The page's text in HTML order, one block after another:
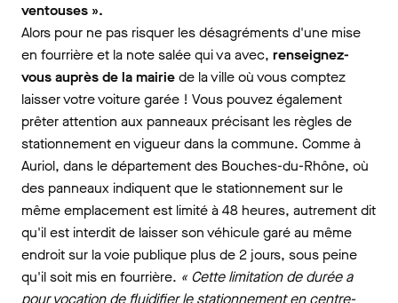
ventouses ».
Alors pour ne pas risquer les désagréments d'une mise
en fourrière et la note salée qui va avec, renseignez-
vous auprès de la mairiede la ville où vous comptez
laisser votre voiture garée ! Vous pouvez également
prêter attention aux panneaux précisant les règles de
stationnement en vigueur dans la commune. Comme à
Auriol, dans le département des Bouches-du-Rhône, où
des panneaux indiquent que le stationnement sur le
même emplacement est limité à 48 heures, autrement dit
qu'il est interdit de laisser son véhicule garé au même
endroit sur la voie publique plus de 2 jours, sous peine
qu'il soit mis en fourrière. « Cette limitation de durée a
pour vocation de fluidifier le stationnement en centre-